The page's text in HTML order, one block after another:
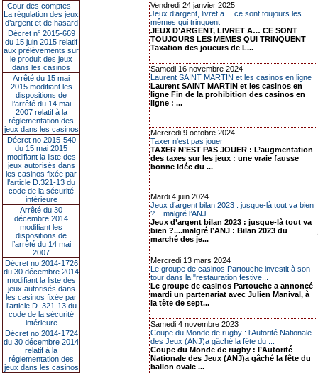
Cour des comptes -
La régulation des jeux
d’argent et de hasard
Décret n° 2015-669
du 15 juin 2015 relatif
aux prélèvements sur
le produit des jeux
dans les casinos
Arrêté du 15 mai
2015 modifiant les
dispositions de
l’arrêté du 14 mai
2007 relatif à la
réglementation des
jeux dans les casinos
Décret no 2015-540
du 15 mai 2015
modifiant la liste des
jeux autorisés dans
les casinos fixée par
l’article D.321-13 du
code de la sécurité
intérieure
Arrêté du 30
décembre 2014
modifiant les
dispositions de
l’arrêté du 14 mai
2007
Décret no 2014-1726
du 30 décembre 2014
modifiant la liste des
jeux autorisés dans
les casinos fixée par
l’article D. 321-13 du
code de la sécurité
intérieure
Décret no 2014-1724
du 30 décembre 2014
relatif à la
réglementation des
jeux dans les casinos
Vendredi 24 janvier 2025
Jeux d’argent, livret a… ce sont toujours les
mêmes qui trinquent
JEUX D’ARGENT, LIVRET A… CE SONT
TOUJOURS LES MEMES QUI TRINQUENT
Taxation des joueurs de L...
Samedi 16 novembre 2024
Laurent SAINT MARTIN et les casinos en ligne
Laurent SAINT MARTIN et les casinos en
ligne Fin de la prohibition des casinos en
ligne : ...
Mercredi 9 octobre 2024
Taxer n'est pas jouer
TAXER N’EST PAS JOUER : L’augmentation
des taxes sur les jeux : une vraie fausse
bonne idée du ...
Mardi 4 juin 2024
Jeux d’argent bilan 2023 : jusque-là tout va bien
?....malgré l’ANJ
Jeux d’argent bilan 2023 : jusque-là tout va
bien ?....malgré l’ANJ : Bilan 2023 du
marché des je...
Mercredi 13 mars 2024
Le groupe de casinos Partouche investit à son
tour dans la "restauration festive...
Le groupe de casinos Partouche a annoncé
mardi un partenariat avec Julien Manival, à
la tête de sept...
Samedi 4 novembre 2023
Coupe du Monde de rugby : l’Autorité Nationale
des Jeux (ANJ)a gâché la fête du ...
Coupe du Monde de rugby : l’Autorité
Nationale des Jeux (ANJ)a gâché la fête du
ballon ovale ...